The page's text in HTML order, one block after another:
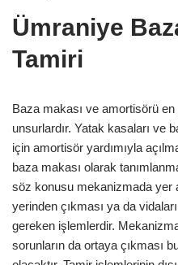
Ümraniye
Tamiri
Baza makası ve amortisörü en
unsurlardır. Yatak kasaları ve
için amortisör yardımıyla
baza makası olarak
söz konusu mekanizmada yer
yerinden çıkması ya da
gereken işlemlerdir.
sorunların da ortaya çıkması